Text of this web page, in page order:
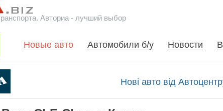
Авториа - лучший выбор
Новые авто Автомобили б/у Новости
Нові авто від